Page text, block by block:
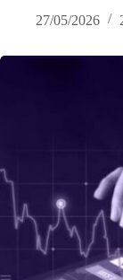
27/05/2026